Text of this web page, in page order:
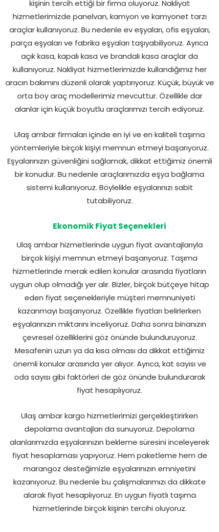
kişinin tercih ettiği bir firma oluyoruz. Nakliyat
hizmetlerimizde panelvan, kamyon ve kamyonet tarzı
araçlar kullanıyoruz. Bu nedenle ev eşyaları, ofis eşyaları,
parça eşyaları ve fabrika eşyaları taşıyabiliyoruz. Ayrıca
açık kasa, kapalı kasa ve brandalı kasa araçlar da
kullanıyoruz. Nakliyat hizmetlerimizde kullandığımız her
aracın bakımını düzenli olarak yaptırıyoruz. Küçük, büyük ve
orta boy araç modellerimiz mevcuttur. Özellikle dar
alanlar için küçük boyutlu araçlarımızı tercih ediyoruz.
Ulaş ambar firmaları içinde en iyi ve en kaliteli taşıma
yöntemleriyle birçok kişiyi memnun etmeyi başarıyoruz.
Eşyalarınızın güvenliğini sağlamak, dikkat ettiğimiz önemli
bir konudur. Bu nedenle araçlarımızda eşya bağlama
sistemi kullanıyoruz. Böylelikle eşyalarınızı sabit
tutabiliyoruz.
Ekonomik Fiyat Seçenekleri
Ulaş ambar hizmetlerinde uygun fiyat avantajlarıyla
birçok kişiyi memnun etmeyi başarıyoruz. Taşıma
hizmetlerinde merak edilen konular arasında fiyatların
uygun olup olmadığı yer alır. Bizler, birçok bütçeye hitap
eden fiyat seçenekleriyle müşteri memnuniyeti
kazanmayı başarıyoruz. Özellikle fiyatları belirlerken
eşyalarınızın miktarını inceliyoruz. Daha sonra binanızın
çevresel özelliklerini göz önünde bulunduruyoruz.
Mesafenin uzun ya da kısa olması da dikkat ettiğimiz
önemli konular arasında yer alıyor. Ayrıca, kat sayısı ve
oda sayısı gibi faktörleri de göz önünde bulundurarak
fiyat hesaplıyoruz.
Ulaş ambar kargo hizmetlerimizi gerçekleştirirken
depolama avantajları da sunuyoruz. Depolama
alanlarımızda eşyalarınızın bekleme süresini inceleyerek
fiyat hesaplaması yapıyoruz. Hem paketleme hem de
marangoz desteğimizle eşyalarınızın emniyetini
kazanıyoruz. Bu nedenle bu çalışmalarımızı da dikkate
alarak fiyat hesaplıyoruz. En uygun fiyatlı taşıma
hizmetlerinde birçok kişinin tercihi oluyoruz.